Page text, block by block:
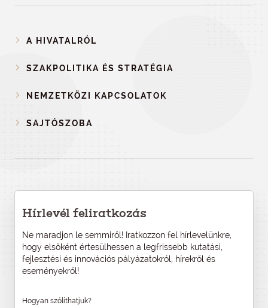
A HIVATALRÓL
SZAKPOLITIKA ÉS STRATÉGIA
NEMZETKÖZI KAPCSOLATOK
SAJTÓSZOBA
Hírlevél feliratkozás
Ne maradjon le semmiről! Iratkozzon fel hírlevelünkre,
hogy elsőként értesülhessen a legfrissebb kutatási,
fejlesztési és innovációs pályázatokról, hírekről és
eseményekről!
Hogyan szólíthatjuk?